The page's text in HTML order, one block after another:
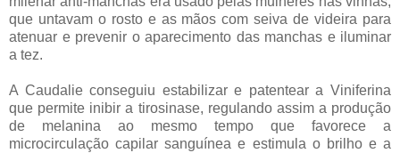
que untavam o rosto e as mãos com seiva de videira para
atenuar e prevenir o aparecimento das manchas e iluminar
a tez.
A Caudalie conseguiu estabilizar e patentear a Viniferina
que permite inibir a tirosinase, regulando assim a produção
de melanina ao mesmo tempo que favorece a
microcirculação capilar sanguínea e estimula o brilho e a